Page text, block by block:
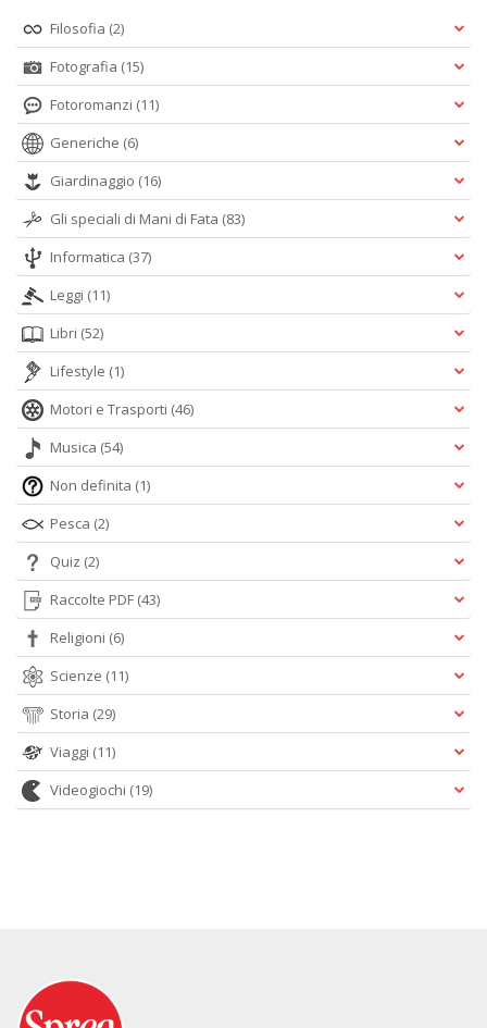
Filosofia (2)
Fotografia (15)
Fotoromanzi (11)
Generiche (6)
Giardinaggio (16)
Gli speciali di Mani di Fata (83)
Informatica (37)
Leggi (11)
Libri (52)
Lifestyle (1)
Motori e Trasporti (46)
Musica (54)
Non definita (1)
Pesca (2)
Quiz (2)
Raccolte PDF (43)
Religioni (6)
Scienze (11)
Storia (29)
Viaggi (11)
Videogiochi (19)